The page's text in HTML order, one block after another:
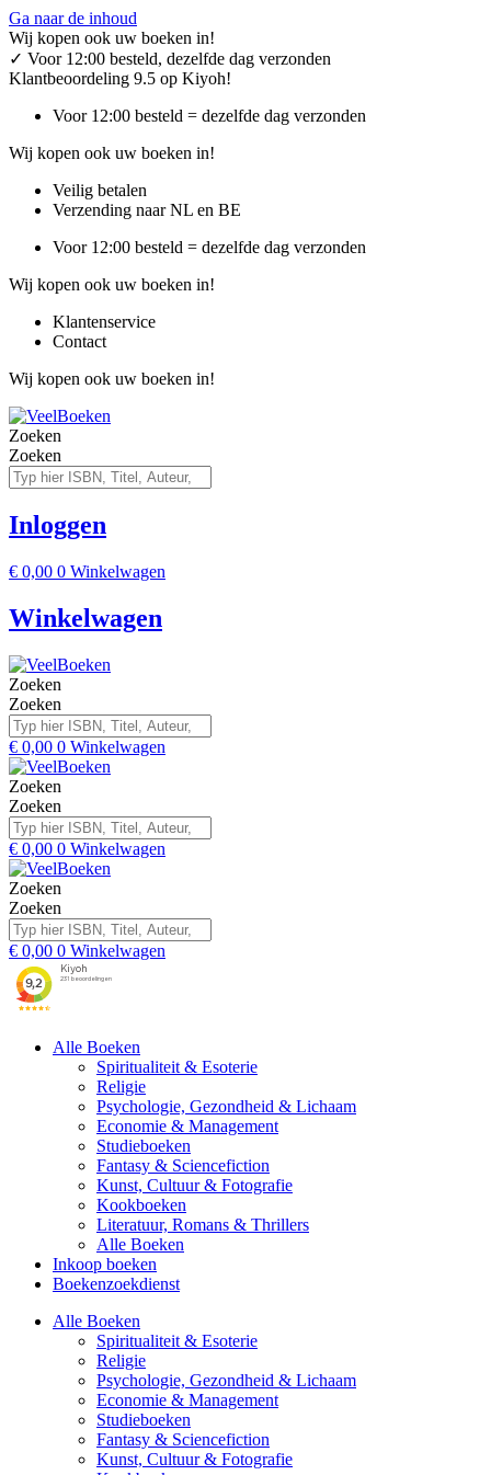
Ga naar de inhoud
Wij kopen ook uw boeken in!
✓ Voor 12:00 besteld, dezelfde dag verzonden
Klantbeoordeling 9.5 op Kiyoh!
Voor 12:00 besteld = dezelfde dag verzonden
Wij kopen ook uw boeken in!
Veilig betalen
Verzending naar NL en BE
Voor 12:00 besteld = dezelfde dag verzonden
Wij kopen ook uw boeken in!
Klantenservice
Contact
Wij kopen ook uw boeken in!
Zoeken
Zoeken
Inloggen
€ 0,00 0 Winkelwagen
Winkelwagen
Zoeken
Zoeken
€ 0,00 0 Winkelwagen
Zoeken
Zoeken
€ 0,00 0 Winkelwagen
Zoeken
Zoeken
€ 0,00 0 Winkelwagen
Alle Boeken
Spiritualiteit & Esoterie
Religie
Psychologie, Gezondheid & Lichaam
Economie & Management
Studieboeken
Fantasy & Sciencefiction
Kunst, Cultuur & Fotografie
Kookboeken
Literatuur, Romans & Thrillers
Alle Boeken
Inkoop boeken
Boekenzoekdienst
Alle Boeken
Spiritualiteit & Esoterie
Religie
Psychologie, Gezondheid & Lichaam
Economie & Management
Studieboeken
Fantasy & Sciencefiction
Kunst, Cultuur & Fotografie